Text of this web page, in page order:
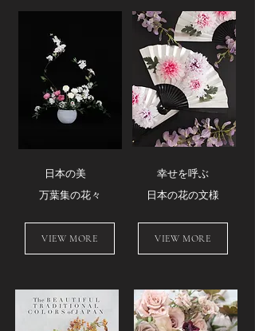
日本の美
万葉集の花々
幸せを呼ぶ
日本の花の文様
VIEW MORE VIEW MORE